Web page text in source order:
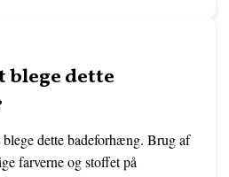
blege dette
dette badeforhæng. Brug af
farverne og stoffet på